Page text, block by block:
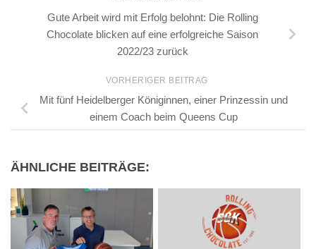
Gute Arbeit wird mit Erfolg belohnt: Die Rolling
Chocolate blicken auf eine erfolgreiche Saison
2022/23 zurück
VORHERIGER BEITRAG
Mit fünf Heidelberger Königinnen, einer Prinzessin und
einem Coach beim Queens Cup
ÄHNLICHE BEITRÄGE: